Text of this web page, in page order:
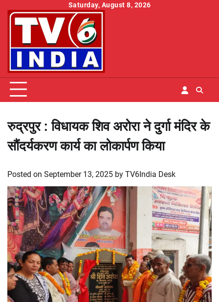
Skip
Saturday, August 8, 2026
रुद्रपुर : विधायक शिव अरोरा ने दुर्गा मंदिर के
सौंदर्यकरण कार्य का लोकार्पण किया
Posted on September 13, 2025 by TV6India Desk